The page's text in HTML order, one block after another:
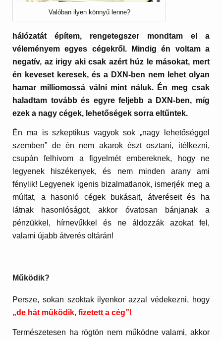
Valóban ilyen könnyű lenne?
hálózatát építem, rengetegszer mondtam el a
véleményem egyes cégekről. Mindig én voltam a
negatív, az irigy aki csak azért húz le másokat, mert
én keveset keresek, és a DXN-ben nem lehet olyan
hamar milliomossá válni mint náluk. Én meg csak
haladtam tovább és egyre feljebb a DXN-ben, míg
ezek a nagy cégek, lehetőségek sorra eltűntek.
Én ma is szkeptikus vagyok sok „nagy lehetőséggel
szemben” de én nem akarok észt osztani, itélkezni,
csupán felhivom a figyelmét embereknek, hogy ne
legyenek hiszékenyek, és nem minden arany ami
fénylik! Legyenek igenis bizalmatlanok, ismerjék meg a
múltat, a hasonló cégek bukásait, átveréseit és ha
látnak hasonlóságot, akkor óvatosan bánjanak a
pénzükkel, hírnevűkkel és ne áldozzák azokat fel,
valami újabb átverés oltárán!
Működik?
Persze, sokan szoktak ilyenkor azzal védekezni, hogy
„de hát működik, fizetett a cég”!
Természetesen ha rögtön nem működne valami, akkor